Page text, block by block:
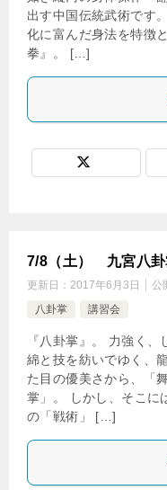
出す中国伝統武術です
化に富んだ身法を特徴
拳』。 […]
7/8（土） 九宮八卦
更新日： 2017年6月3日 公
八卦掌
講習会
『八卦掌』。 力強く
綿と技を紡いでゆく、
た目の優美さから、「
掌」。 しかし、そこに
の「戦術」 […]